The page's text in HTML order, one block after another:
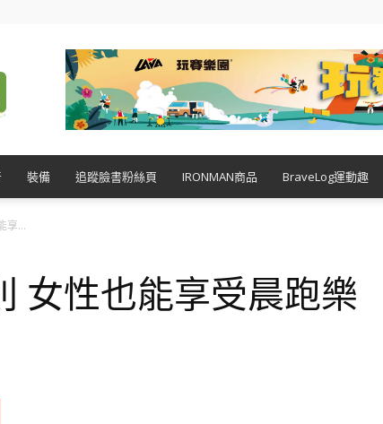
裝備 追蹤臉書粉絲頁 IRONMAN商品 BraveLog運動趣
享...
女性也能享受晨跑樂